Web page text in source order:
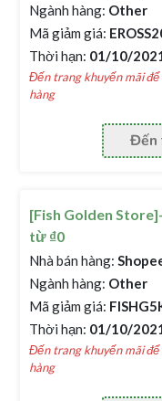
Ngành hàng: Other
Mã giảm giá:
Thời hạn: 01/10/
Đến trang khuyến mãi
hàng
Đến
[Fish Golden
từ ₫0
Nhà bán hàng:
Ngành hàng: Other
Mã giảm giá:
Thời hạn: 01/10/
Đến trang khuyến mãi
hàng